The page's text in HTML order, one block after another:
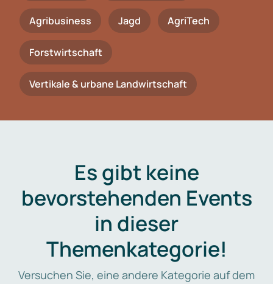
Agribusiness Jagd AgriTech
Forstwirtschaft
Vertikale & urbane Landwirtschaft
Es gibt keine
bevorstehenden Events
in dieser
Themenkategorie!
Versuchen Sie, eine andere Kategorie auf dem